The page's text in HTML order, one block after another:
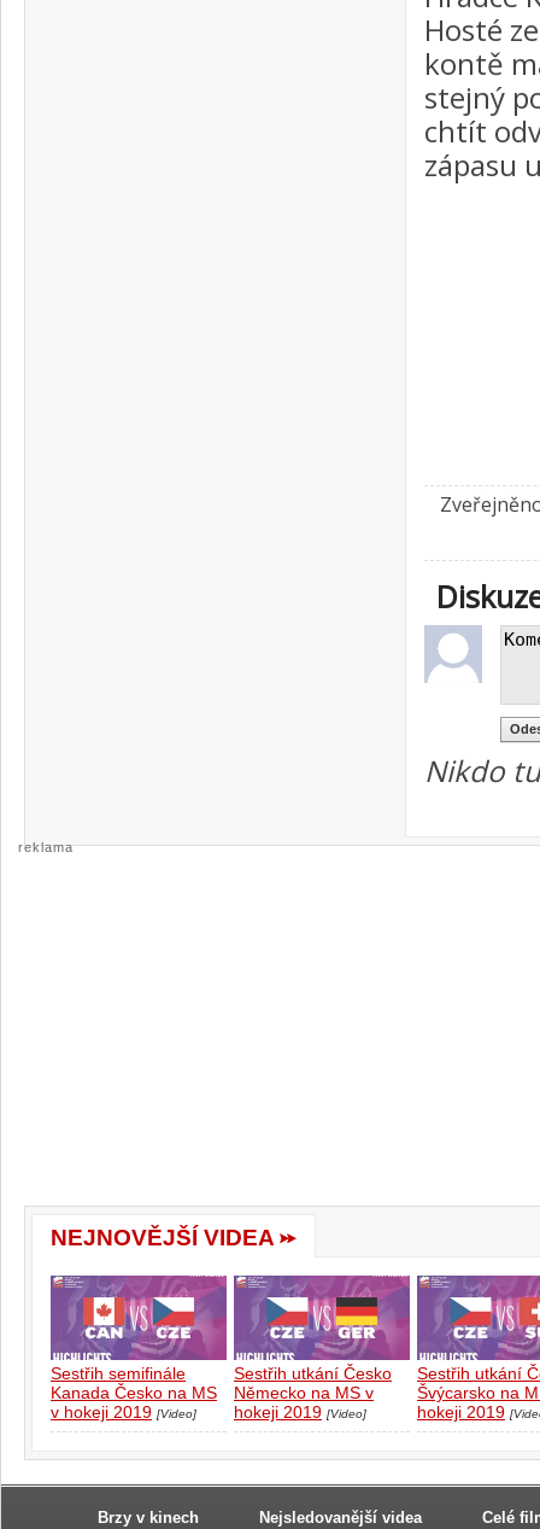
Hosté
kontě
stejný
chtít
zápasu
Nikdo
reklama
NEJNOVĚJŠÍ VIDEA
Sestřih semifinále
Kanada Česko na MS
v hokeji 2019 [Video]
Sestřih utkání Česko
Německo na MS v
hokeji 2019 [Video]
Sestřih utkání
Švýcarsko na
hokeji 2019
Brzy v kinech Nejsledovanější videa Celé